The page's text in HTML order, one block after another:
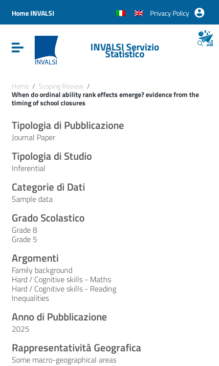
Vai al menu di navigazione
Vai al footer
Home INVALSI Privacy Policy
Attiva / disattiva la navigazioneINVALSI Servizio
Statistico
Home / Scoping Review /
When do ordinal ability rank effects emerge? evidence from the
timing of school closures
Tipologia di Pubblicazione
Journal Paper
Tipologia di Studio
Inferential
Categorie di Dati
Sample data
Grado Scolastico
Grade 8
Grade 5
Argomenti
Family background
Hard / Cognitive skills - Maths
Hard / Cognitive skills - Reading
Inequalities
Anno di Pubblicazione
2025
Rappresentatività Geografica
Some macro-geographical areas